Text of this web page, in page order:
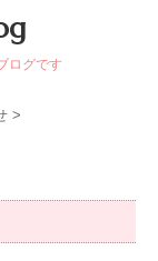
ログです
>